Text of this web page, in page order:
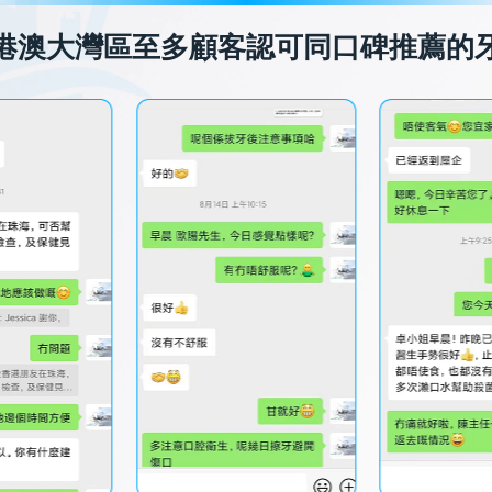
澳大灣區至多顧客認可同口碑推薦的